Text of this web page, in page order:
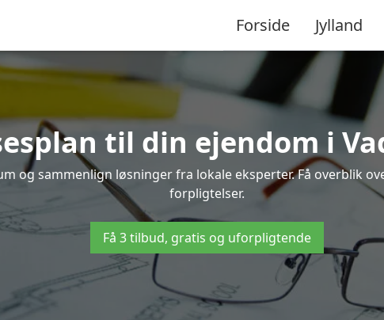
Forside Jylland
til din ejendom i
og sammenlign løsninger fra lokale eksperter. Få overblik
forpligtelser.
Få 3 tilbud, gratis og uforpligtende